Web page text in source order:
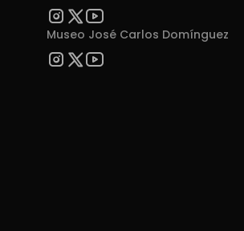
Museo José Carlos Domínguez